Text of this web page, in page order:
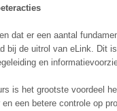
dat er een aantal
bij de uitrol van eLink. Dit
en
is het grootste voordeel
een betere controle op